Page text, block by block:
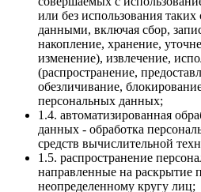
или без использования
данными, включая сбор,
накопление, хранение,
изменение), извлечение,
(распространение,
обезличивание,
персональных данных;
1.4. автоматизированная
данных - обработка
средств вычислительной
1.5. распространение
направленные на раскрытие
неопределенному кругу лиц;